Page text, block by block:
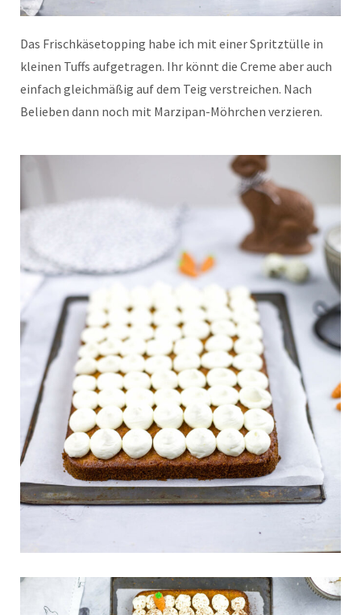
Das Frischkäsetopping habe ich mit einer Spritztülle in
kleinen Tuffs aufgetragen. Ihr könnt die Creme aber auch
einfach gleichmäßig auf dem Teig verstreichen. Nach
Belieben dann noch mit Marzipan-Möhrchen verzieren.